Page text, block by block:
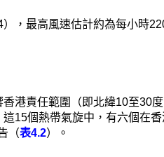
，最高風速估計約為每小時
港責任範圍（即北緯10至30
這15個熱帶氣旋中，有六個在
（表4.2）。